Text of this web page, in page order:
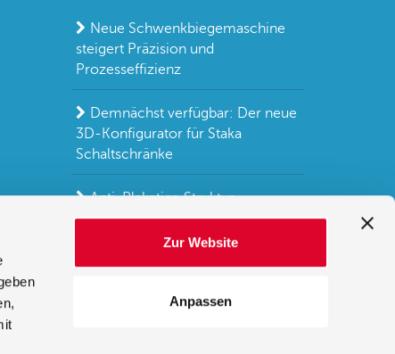
Zur Website
Anpassen
Neue Schwenkbiegemaschine
steigert Präzision und
Prozesseffizienz
Demnächst verfügbar: Der neue
3D-Konfigurator für Staka
Schaltschränke
Anti-Plakatier-Struktur
Erfolgreiche Teilnahme an
Elektrofachmesse